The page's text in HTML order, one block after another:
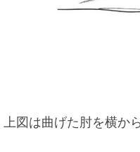
上図は曲げた肘を横か